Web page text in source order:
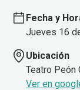
Fecha y
Jueves 16
Ubicación
Teatro Peón
Ver en